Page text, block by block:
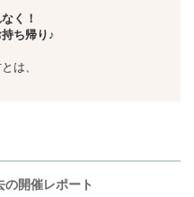
く！
持ち帰り♪
は、
の開催レポート